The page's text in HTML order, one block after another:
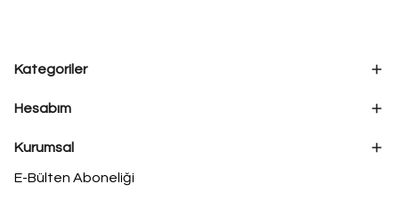
Kategoriler
Hesabım
Kurumsal
E-Bülten Aboneliği